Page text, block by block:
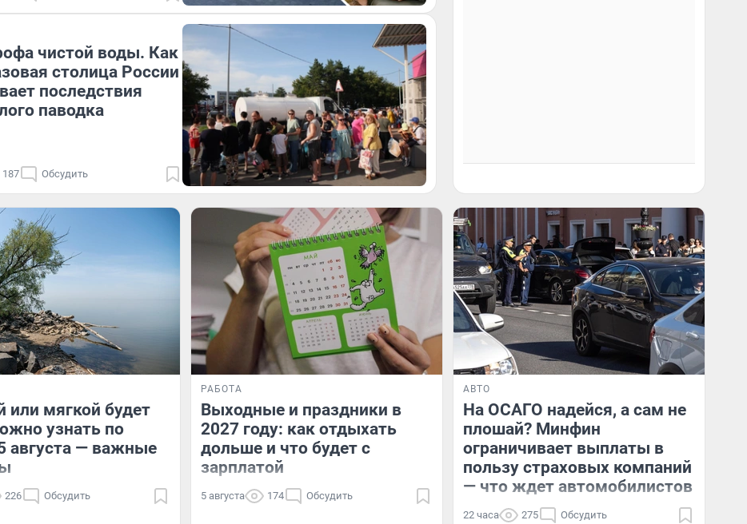
чистой воды. Как
столица России
последствия
паводка
187 Обсудить
или мягкой будет
узнать по
августа — важные
226 Обсудить
РАБОТА
Выходные и праздники в
2027 году: как отдыхать
дольше и что будет с
зарплатой
5 августа 174 Обсудить
АВТО
На ОСАГО надейся, а сам не
плошай? Минфин
ограничивает выплаты в
пользу страховых компаний
— что ждет автомобилистов
22 часа 275 Обсудить